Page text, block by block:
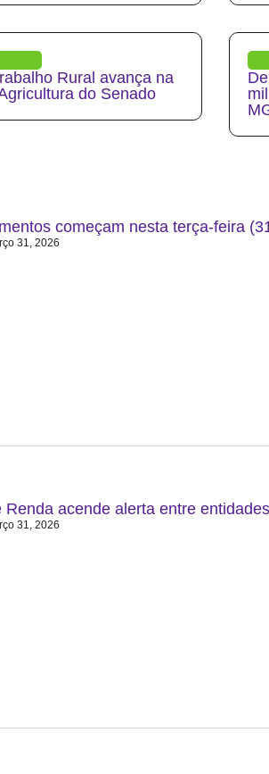
Rural avança na
do Senado
começam nesta terça-feira
31, 2026
acende alerta entre
31, 2026